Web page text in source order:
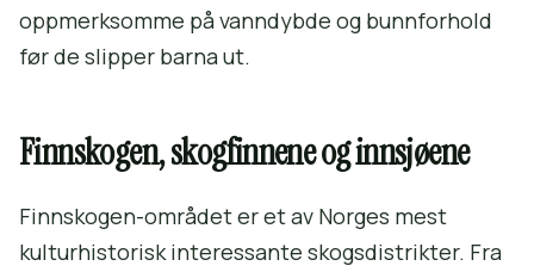
oppmerksomme på vanndybde og bunnforhold
før de slipper barna ut.
Finnskogen, skogfinnene og innsjøene
Finnskogen-området er et av Norges mest
kulturhistorisk interessante skogsdistrikter. Fra